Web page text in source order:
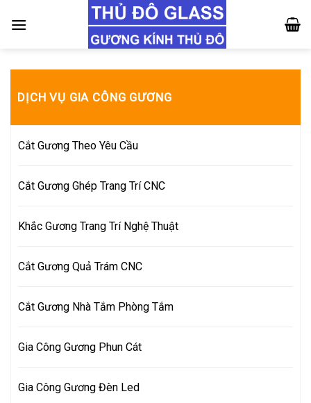
DỊCH VỤ GIA CÔNG GƯƠNG
Cắt Gương Theo Yêu Cầu
Cắt Gương Ghép Trang Trí CNC
Khắc Gương Trang Trí Nghệ Thuật
Cắt Gương Quả Trám CNC
Cắt Gương Nhà Tắm Phòng Tắm
Gia Công Gương Phun Cát
Gia Công Gương Đèn Led